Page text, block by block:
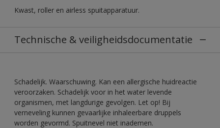
Kwast, roller en airless spuitapparatuur.
Technische & veiligheidsdocumentatie
Schadelijk. Waarschuwing. Kan een allergische huidreactie
veroorzaken. Schadelijk voor in het water levende
organismen, met langdurige gevolgen. Let op! Bij
verneveling kunnen gevaarlijke inhaleerbare druppels
worden gevormd. Spuitnevel niet inademen.